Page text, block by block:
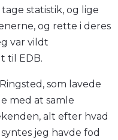
statistik, og lige
og rette i deres
var vildt
til EDB.
som lavede
med at samle
alt efter hvad
jeg havde fod